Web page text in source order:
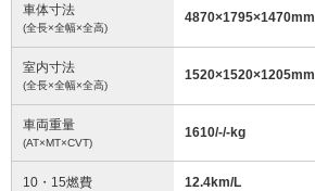
車体寸法
(全長×全幅×全高)
4870×1795×1470mm
室内寸法
(全長×全幅×全高)
1520×1520×1205mm
車両重量
(AT×MT×CVT)
1610/-/-kg
10・15燃費 12.4km/L